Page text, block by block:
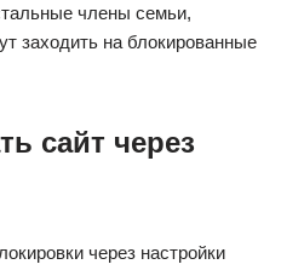
члены семьи,
заходить на блокированные
сайт через
через настройки